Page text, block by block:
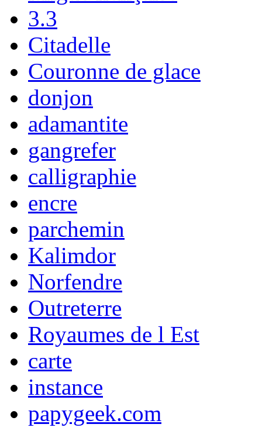
3.3
Citadelle
Couronne de glace
donjon
adamantite
gangrefer
calligraphie
encre
parchemin
Kalimdor
Norfendre
Outreterre
Royaumes de l Est
carte
instance
papygeek.com